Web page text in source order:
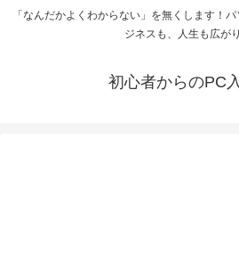
「なんだかよくわからない」を無くします！
ジネスも、人生も広が
初心者からのPC